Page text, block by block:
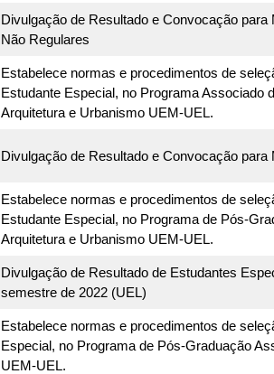
Divulgação de Resultado e Convocação
Não Regulares
Estabelece normas e procedimentos de
Estudante Especial, no Programa Associado
Arquitetura e Urbanismo UEM-UEL.
Divulgação de Resultado e Convocação para
Estabelece normas e procedimentos de
Estudante Especial, no Programa de Pós-
Arquitetura e Urbanismo UEM-UEL.
Divulgação de Resultado de Estudantes
semestre de 2022 (UEL)
Estabelece normas e procedimentos de
Especial, no Programa de Pós-Graduação
UEM-UEL.